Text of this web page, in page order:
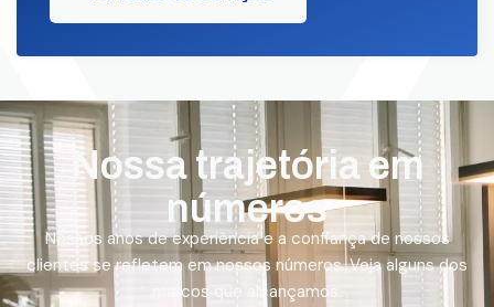
Nossa trajetória em
números
Nossos anos de experiência e a confiança de nossos
clientes se refletem em nossos números. Veja alguns dos
marcos que alcançamos.